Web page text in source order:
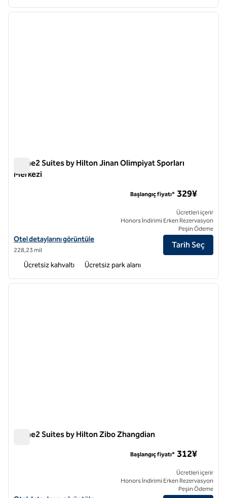
1 / 12
Home2 Suites by Hilton Jinan Olimpiyat Sporları
Merkezi
Home2 Suites by Hilton Jinan Olympic Sports Center için otel
Otel detaylarını görüntüle
228,23 mil
Başlangıç fiyatı* 329¥
Ücretleri içerir
Honors İndirimi Erken Rezervasyon
Peşin Ödeme
Tarih Seç
Ücretsiz kahvaltı Ücretsiz park alanı
1 / 12
Home2 Suites by Hilton Zibo Zhangdian
Başlangıç fiyatı* 312¥
Ücretleri içerir
Honors İndirimi Erken Rezervasyon
Peşin Ödeme